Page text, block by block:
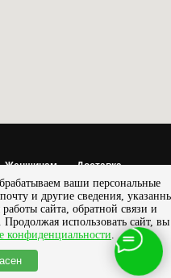
Женщинам
Доставка
«ПРЕСТИЖ» | Разработано
ваши персональные
и другие сведения,
сайта, обратной связи и
использовать сайт, вы
конфиденциальности.